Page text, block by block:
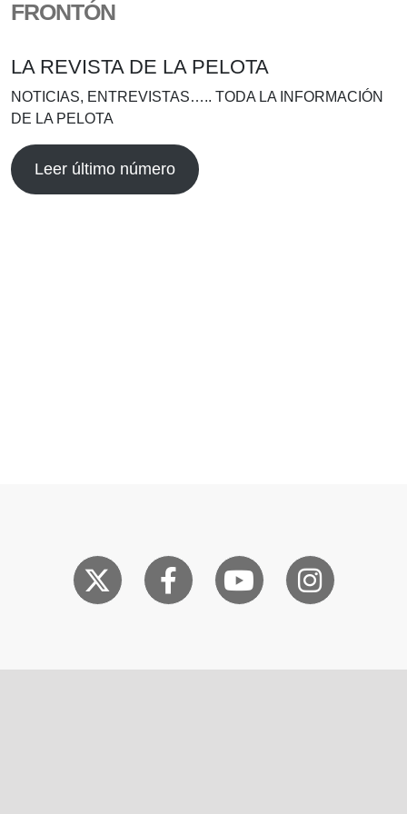
FRONTÓN
LA REVISTA DE LA PELOTA
NOTICIAS, ENTREVISTAS….. TODA LA INFORMACIÓN
DE LA PELOTA
Leer último número